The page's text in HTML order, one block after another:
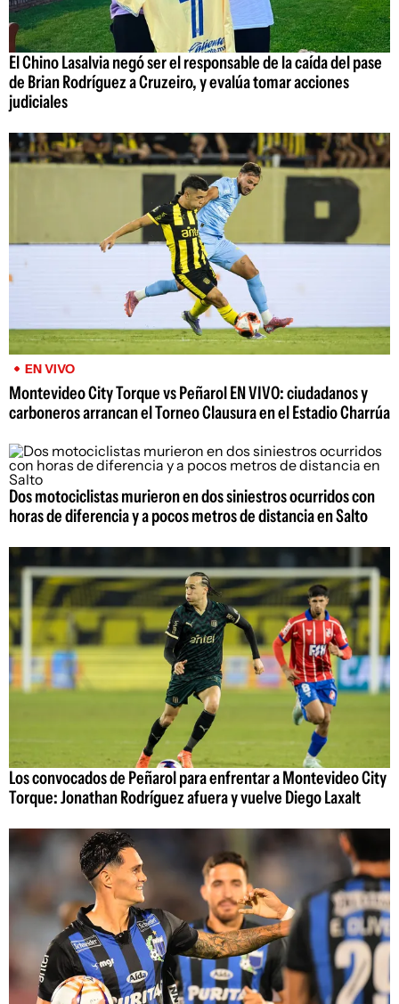
El Chino Lasalvia negó ser el responsable de la caída del pase
de Brian Rodríguez a Cruzeiro, y evalúa tomar acciones
judiciales
EN VIVO
Montevideo City Torque vs Peñarol EN VIVO: ciudadanos y
carboneros arrancan el Torneo Clausura en el Estadio Charrúa
Dos motociclistas murieron en dos siniestros ocurridos con
horas de diferencia y a pocos metros de distancia en Salto
Los convocados de Peñarol para enfrentar a Montevideo City
Torque: Jonathan Rodríguez afuera y vuelve Diego Laxalt